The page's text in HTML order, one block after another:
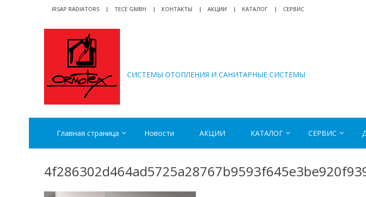
navigation
content
IRSAP RADIATORS TECE GMBH КОНТАКТЫ АКЦИИ КАТАЛОГ СЕРВИС
CИСТЕМЫ ОТОПЛЕНИЯ И САНИТАРНЫЕ СИСТЕМЫ
Главная страница Новости АКЦИИ КАТАЛОГ СЕРВИС